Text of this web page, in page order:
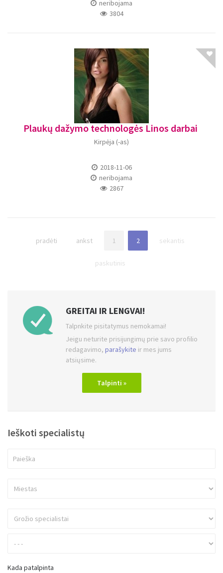
neribojama
3804
Plaukų dažymo technologės Linos darbai
Kirpėja (-as)
2018-11-06
neribojama
2867
pradėti ankst 1 2 sekantis
paskutinis
GREITAI IR LENGVAI!
Talpnkite pisitatymus nemokamai!
Jeigu neturite prisijungimų prie savo profilio
redagavimo, parašykite ir mes jums
atsiųsime.
Talpinti »
Ieškoti specialistų
Kada patalpinta